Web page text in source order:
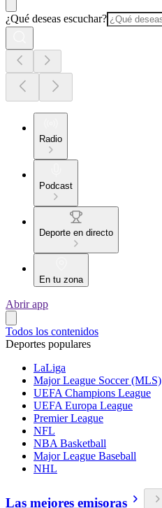
¿Qué deseas escuchar?
Radio
Podcast
Deporte en directo
En tu zona
Abrir app
Todos los contenidos
Deportes populares
LaLiga
Major League Soccer (MLS)
UEFA Champions League
UEFA Europa League
Premier League
NFL
NBA Basketball
Major League Baseball
NHL
Las mejores emisoras